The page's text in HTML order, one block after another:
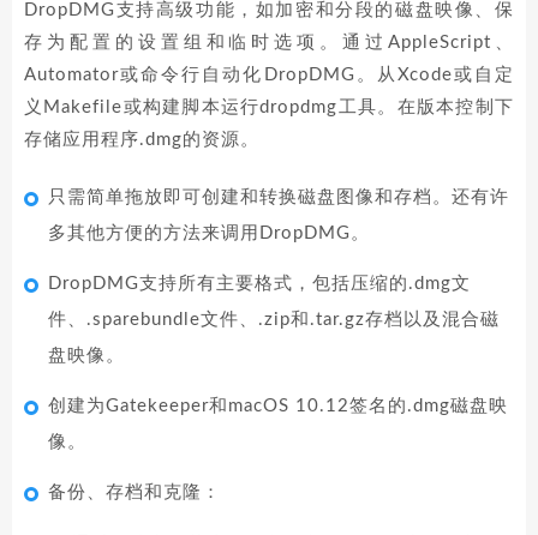
DropDMG支持高级功能，如加密和分段的磁盘映像、保
存为配置的设置组和临时选项。通过AppleScript、
Automator或命令行自动化DropDMG。从Xcode或自定
义Makefile或构建脚本运行dropdmg工具。在版本控制下
存储应用程序.dmg的资源。
只需简单拖放即可创建和转换磁盘图像和存档。还有许
多其他方便的方法来调用DropDMG。
DropDMG支持所有主要格式，包括压缩的.dmg文
件、.sparebundle文件、.zip和.tar.gz存档以及混合磁
盘映像。
创建为Gatekeeper和macOS 10.12签名的.dmg磁盘映
像。
备份、存档和克隆：